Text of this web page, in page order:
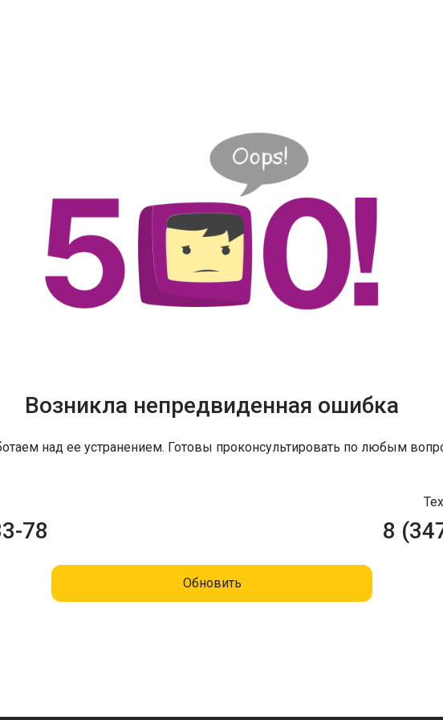
Возникла непредвиденная ошибка
над ее устранением. Готовы проконсультировать по любым
78 8
Обновить